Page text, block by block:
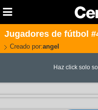
Jugadores de fútbol
Creado por:angel
Haz click solo